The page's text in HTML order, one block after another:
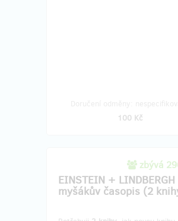
100 Kč
zbývá
EINSTEIN +
myšákův časopis (2